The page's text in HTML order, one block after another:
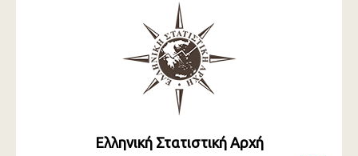
Ελληνική Στατιστική Αρχή